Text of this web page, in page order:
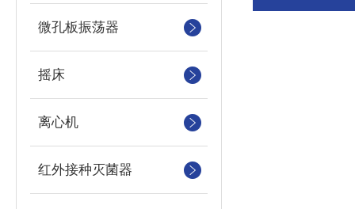
微孔板振荡器
摇床
离心机
红外接种灭菌器